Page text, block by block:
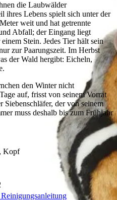
die Laubwälder
ihres Lebens spielt sich unter der
weit und hat getrennte
Abfall; der Eingang liegt
Stein. Jedes Tier hält sein
zur Paarungszeit. Im Herbst
der Wald hergibt: Eicheln,
den Winter nicht
auf, frisst von seinem Vorrat
Siebenschläfer, der von seinem
muss deshalb bis zum Frühjahr
Kopf